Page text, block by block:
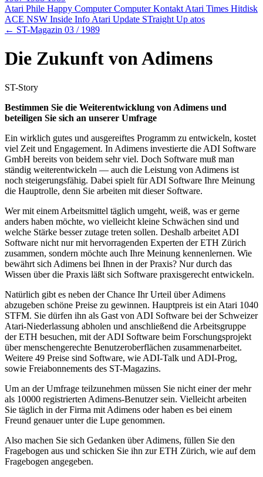
Atari Phile Happy ComputerComputer Kontakt Atari Times Hitdisk
ACE NSW Inside Info Atari Update STraight Up atos
← ST-Magazin 03 / 1989
Die Zukunft von Adimens
ST-Story
Bestimmen Sie die Weiterentwicklung von Adimens und
beteiligen Sie sich an unserer Umfrage
Ein wirklich gutes und ausgereiftes Programm zu entwickeln, kostet
viel Zeit und Engagement. In Adimens investierte die ADI Software
GmbH bereits von beidem sehr viel. Doch Software muß man
ständig weiterentwickeln — auch die Leistung von Adimens ist
noch steigerungsfähig. Dabei spielt für ADI Software Ihre Meinung
die Hauptrolle, denn Sie arbeiten mit dieser Software.
Wer mit einem Arbeitsmittel täglich umgeht, weiß, was er gerne
anders haben möchte, wo vielleicht kleine Schwächen sind und
welche Stärke besser zutage treten sollen. Deshalb arbeitet ADI
Software nicht nur mit hervorragenden Experten der ETH Zürich
zusammen, sondern möchte auch Ihre Meinung kennenlernen. Wie
bewährt sich Adimens bei Ihnen in der Praxis? Nur durch das
Wissen über die Praxis läßt sich Software praxisgerecht entwickeln.
Natürlich gibt es neben der Chance Ihr Urteil über Adimens
abzugeben schöne Preise zu gewinnen. Hauptpreis ist ein Atari 1040
STFM. Sie dürfen ihn als Gast von ADI Software bei der Schweizer
Atari-Niederlassung abholen und anschließend die Arbeitsgruppe
der ETH besuchen, mit der ADI Software beim Forschungsprojekt
über menschengerechte Benutzeroberflächen zusammenarbeitet.
Weitere 49 Preise sind Software, wie ADI-Talk und ADI-Prog,
sowie Freiabonnements des ST-Magazins.
Um an der Umfrage teilzunehmen müssen Sie nicht einer der mehr
als 10000 registrierten Adimens-Benutzer sein. Vielleicht arbeiten
Sie täglich in der Firma mit Adimens oder haben es bei einem
Freund genauer unter die Lupe genommen.
Also machen Sie sich Gedanken über Adimens, füllen Sie den
Fragebogen aus und schicken Sie ihn zur ETH Zürich, wie auf dem
Fragebogen angegeben.